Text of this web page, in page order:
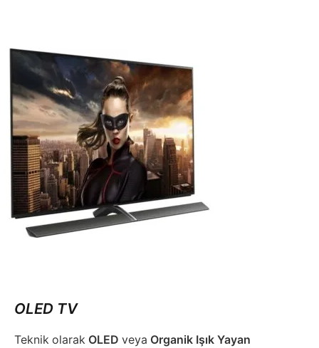
OLED TV
Teknik olarak OLED veya Organik Işık Yayan